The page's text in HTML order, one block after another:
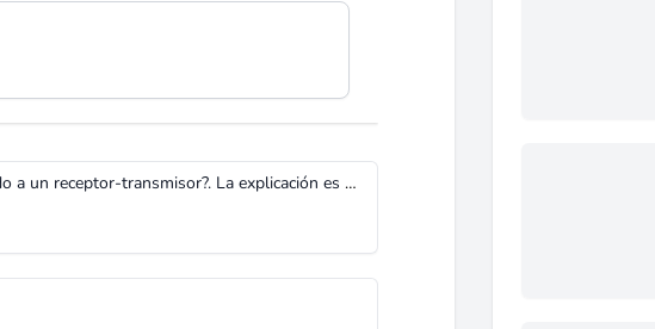
Esto es para celulares de esa banda, acoplado a un receptor-transmisor?. La explicación es muy buena, en cuanto a como hacerla. Te felicito Desde Chile. Carlos Eugenio